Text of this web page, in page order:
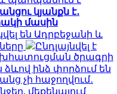
կյանքն է․
մասին
են Ադրբեջանի և
Ընդլայնվել է
ծրագրի
ձևով ինձ փորձում են
չի հաջողվում․
մեքենայում